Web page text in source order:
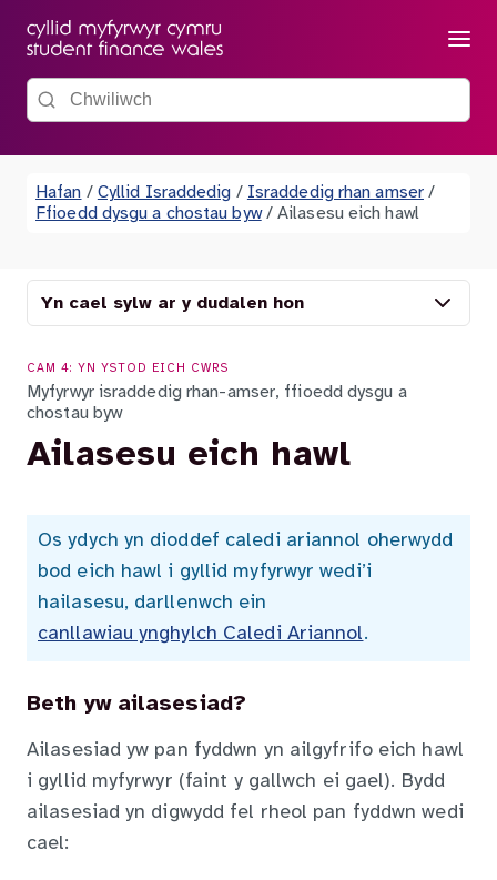
Chwiliwch y wefan
Hafan / Cyllid Israddedig / Israddedig rhan amser /
Ffioedd dysgu a chostau byw / Ailasesu eich hawl
Yn cael sylw ar y dudalen hon
CAM 4: YN YSTOD EICH CWRS
Myfyrwyr israddedig rhan-amser, ffioedd dysgu a
chostau byw
Ailasesu eich hawl
Os ydych yn dioddef caledi ariannol oherwydd
bod eich hawl i gyllid myfyrwyr wedi’i
hailasesu, darllenwch ein
canllawiau ynghylch Caledi Ariannol.
Beth yw ailasesiad?
Ailasesiad yw pan fyddwn yn ailgyfrifo eich hawl
i gyllid myfyrwyr (faint y gallwch ei gael). Bydd
ailasesiad yn digwydd fel rheol pan fyddwn wedi
cael: